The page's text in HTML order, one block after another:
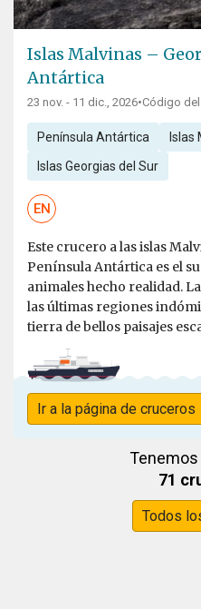
Islas Malvinas –
Antártica
23 nov. - 11 dic., 2026•Código del
Península Antártica Islas
Islas Georgias del Sur
EN
Este crucero a las islas
Península Antártica es el
animales hecho realidad.
las últimas regiones
tierra de bellos paisajes
Ir a la página de cruceros
71
Todos